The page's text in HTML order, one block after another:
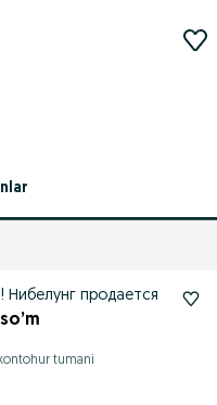
Нибелунг продается
tumani